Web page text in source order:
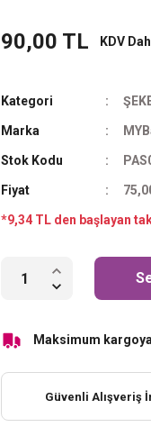
90,00 TL KDV
Kategori
Marka
Stok Kodu
Fiyat
*9,34 TL den başlayan
Maksimum
Güvenli Alışveriş